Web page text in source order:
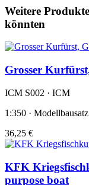
Weitere
könnten
Grosser
ICM S002 · ICM
1:350 · Modellbausatz
36,25 €
KFK
purpose boat